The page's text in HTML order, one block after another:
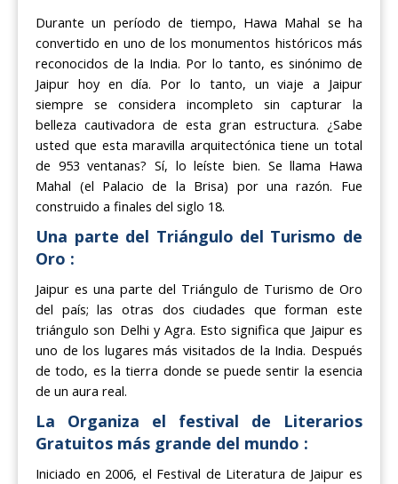
Durante un período de tiempo, Hawa Mahal se ha
convertido en uno de los monumentos históricos más
reconocidos de la India. Por lo tanto, es sinónimo de
Jaipur hoy en día. Por lo tanto, un viaje a Jaipur
siempre se considera incompleto sin capturar la
belleza cautivadora de esta gran estructura. ¿Sabe
usted que esta maravilla arquitectónica tiene un total
de 953 ventanas? Sí, lo leíste bien. Se llama Hawa
Mahal (el Palacio de la Brisa) por una razón. Fue
construido a finales del siglo 18.
Una parte del Triángulo del Turismo de
Oro :
Jaipur es una parte del Triángulo de Turismo de Oro
del país; las otras dos ciudades que forman este
triángulo son Delhi y Agra. Esto significa que Jaipur es
uno de los lugares más visitados de la India. Después
de todo, es la tierra donde se puede sentir la esencia
de un aura real.
La Organiza el festival de Literarios
Gratuitos más grande del mundo :
Iniciado en 2006, el Festival de Literatura de Jaipur es